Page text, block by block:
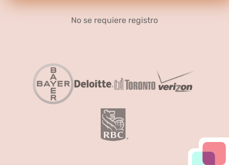
No se requiere registro